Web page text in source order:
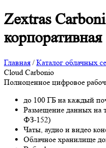
Zextras
корпоративная
Главная /Каталог облачных
Cloud Carbonio
Полноценное цифровое
до 100 ГБ на каждый
Размещение данных на
ФЗ-152)
Чаты, аудио и видео
Облачное хранилище